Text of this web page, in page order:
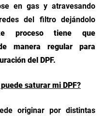
en gas y atravesando
del filtro dejándolo
proceso tiene que
manera regular para
del DPF.
saturar mi DPF?
originar por distintas